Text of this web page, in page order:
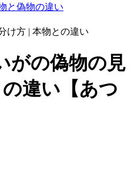
と偽物の違い
け方 | 本物との違い
がの偽物の見
違い【あつ